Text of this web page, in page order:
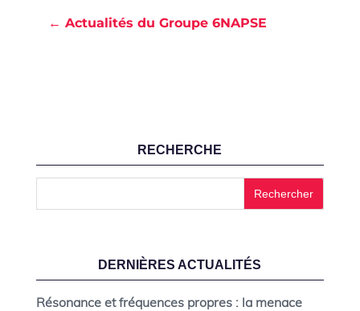
← Actualités du Groupe 6NAPSE
RECHERCHE
DERNIÈRES ACTUALITÉS
Résonance et fréquences propres : la menace